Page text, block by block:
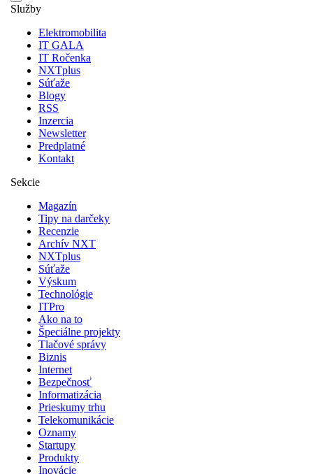
Služby
Elektromobilita
IT GALA
IT Ročenka
NXTplus
Súťaže
Blogy
RSS
Inzercia
Newsletter
Predplatné
Kontakt
Sekcie
Magazín
Tipy na darčeky
Recenzie
Archív NXT
NXTplus
Súťaže
Výskum
Technológie
ITPro
Ako na to
Špeciálne projekty
Tlačové správy
Biznis
Internet
Bezpečnosť
Informatizácia
Prieskumy trhu
Telekomunikácie
Oznamy
Startupy
Produkty
Inovácie